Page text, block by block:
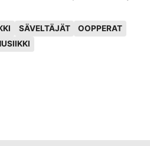
niitä keskenään.
artikkeleita ja aiempaa
teosten Jeesuksen
SÄVELTÄJÄT
OOPPERAT